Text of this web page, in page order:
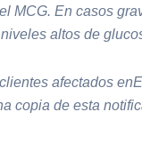
MCG. En casos
altos de
afectados
copia de esta